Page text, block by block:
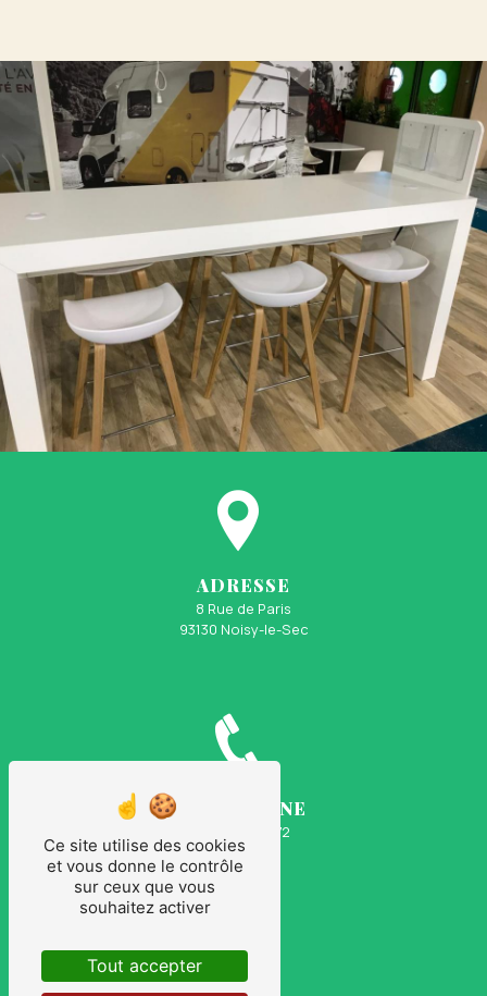
ADRESSE
8 Rue de Paris
93130 Noisy-le-Sec
TÉLÉPHONE
06 30 18 98 72
Ce site utilise des cookies
et vous donne le contrôle
sur ceux que vous
souhaitez activer
Tout accepter